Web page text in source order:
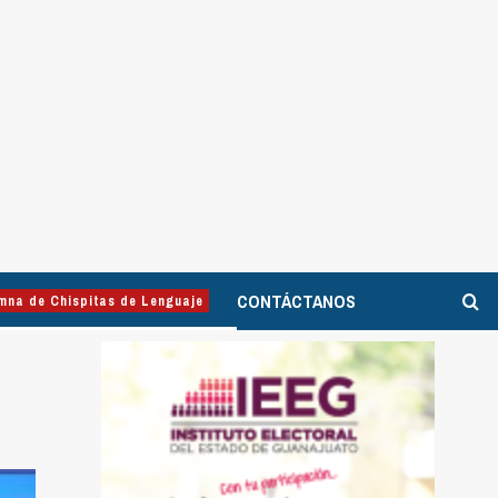
de Chispitas de Lenguaje CONTÁCTANOS